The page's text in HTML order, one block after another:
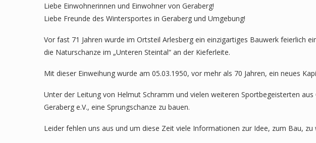
Liebe Einwohnerinnen und Einwohner von Geraberg!
Liebe Freunde des Wintersportes in Geraberg und Umgebung!
Vor fast 71 Jahren wurde im Ortsteil Arlesberg ein einzigartiges Bauwerk feierlich
die Naturschanze im „Unteren Steintal“ an der Kieferleite.
Mit dieser Einweihung wurde am 05.03.1950, vor mehr als 70 Jahren, ein neues
Unter der Leitung von Helmut Schramm und vielen weiteren Sportbegeisterten
Geraberg e.V., eine Sprungschanze zu bauen.
Leider fehlen uns aus und um diese Zeit viele Informationen zur Idee, zum Bau,